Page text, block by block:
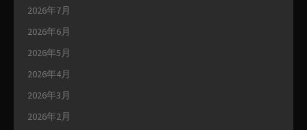
2026年7月
2026年6月
2026年5月
2026年4月
2026年3月
2026年2月